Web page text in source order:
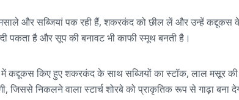
और सब्जियां पक रही हैं, शकरकंद को छील लें और उन्हें
पकता है और सूप की बनावट भी काफी स्मूथ बनती है।
में कद्दूकस किए हुए शकरकंद के साथ सब्जियों का स्टॉक, लाल मसूर
जिससे निकलने वाला स्टार्च शोरबे को प्राकृतिक रूप से गाढ़ा बना